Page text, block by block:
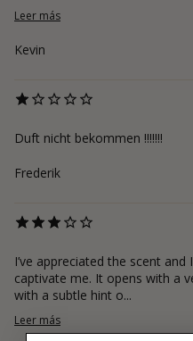
Leer más
Kevin
Duft nicht bekommen !!!!!!!
Frederik
I’ve appreciated the scent
captivate me. It opens with a
with a subtle hint o...
Leer más